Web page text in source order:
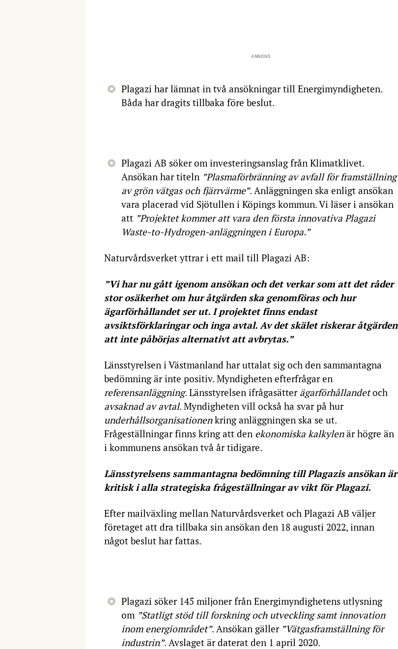
Plagazi har lämnat in två ansökningar till Energimyndigheten.
Båda har dragits tillbaka före beslut.
Plagazi AB söker om investeringsanslag från Klimatklivet.
Ansökan har titeln ”Plasmaförbränning av avfall för framställning
av grön vätgas och fjärrvärme”. Anläggningen ska enligt ansökan
vara placerad vid Sjötullen i Köpings kommun. Vi läser i ansökan
att ”Projektet kommer att vara den första innovativa Plagazi
Waste-to-Hydrogen-anläggningen i Europa.”
Naturvårdsverket yttrar i ett mail till Plagazi AB:
”Vi har nu gått igenom ansökan och det verkar som att det råder
stor osäkerhet om hur åtgärden ska genomföras och hur
ägarförhållandet ser ut. I projektet finns endast
avsiktsförklaringar och inga avtal. Av det skälet riskerar åtgärden
att inte påbörjas alternativt att avbrytas.”
Länsstyrelsen i Västmanland har uttalat sig och den sammantagna
bedömning är inte positiv. Myndigheten efterfrågar en
referensanläggning. Länsstyrelsen ifrågasätter ägarförhållandetoch
avsaknad av avtal. Myndigheten vill också ha svar på hur
underhållsorganisationenkring anläggningen ska se ut.
Frågeställningar finns kring att den ekonomiska kalkylenär högre än
i kommunens ansökan två år tidigare.
Länsstyrelsens sammantagna bedömning till Plagazis ansökan är
kritisk i alla strategiska frågeställningar av vikt för Plagazi.
Efter mailväxling mellan Naturvårdsverket och Plagazi AB väljer
företaget att dra tillbaka sin ansökan den 18 augusti 2022, innan
något beslut har fattas.
Plagazi söker 145 miljoner från Energimyndighetens utlysning
om ”Statligt stöd till forskning och utveckling samt innovation
inom energiområdet”. Ansökan gäller”Vätgasframställning för
industrin”. Avslaget är daterat den 1 april 2020.